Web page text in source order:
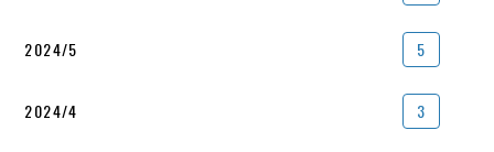
2024/5 5
2024/4 3